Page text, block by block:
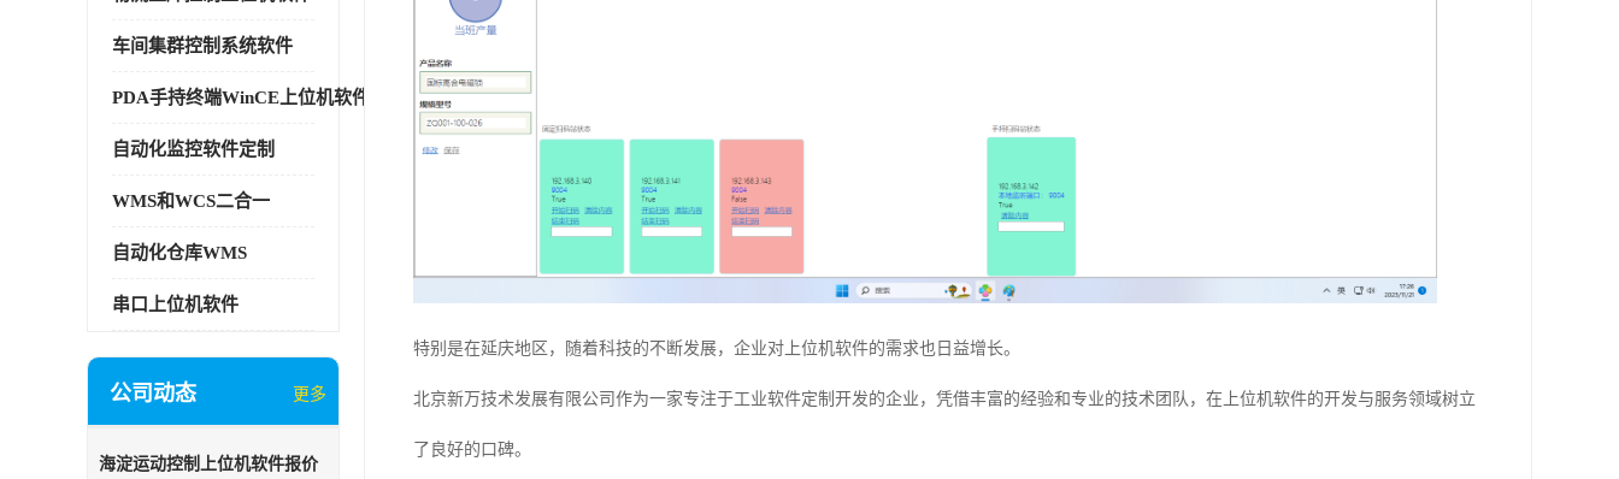
车间集群控制系统软件
PDA手持终端WinCE上位机软件
自动化监控软件定制
WMS和WCS二合一
自动化仓库WMS
串口上位机软件
公司动态 更多
海淀运动控制上位机软件报价
特别是在延庆地区，随着科技的不断发展，企业对上位机软件的需求也日益增长。
北京新万技术发展有限公司作为一家专注于工业软件定制开发的企业，凭借丰富的经验和专业的技术团队，在上位机软件的开发与服务领域树立
了良好的口碑。